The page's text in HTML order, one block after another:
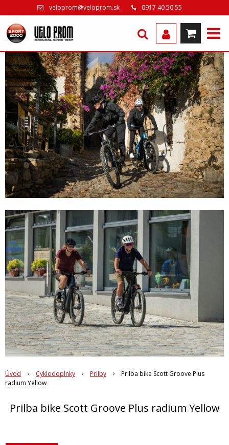
veloprom@veloprom.sk 0917 40 50 55
Úvod Cyklodoplnky Prilby
Prilba bike Scott Groove Plus
radium Yellow
Prilba bike Scott Groove Plus radium Yellow